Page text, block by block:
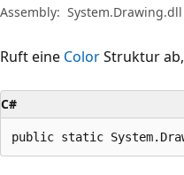
Assembly: System.Drawing.dll
Ruft eine ColorStruktur
C#
public static